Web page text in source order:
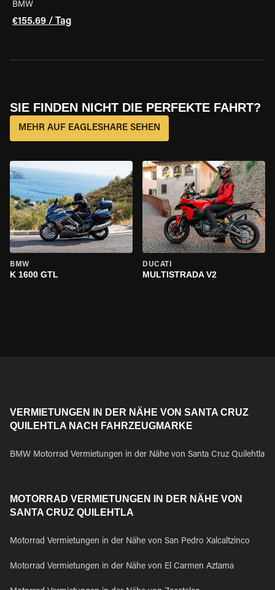
BMW
€155.69 / Tag
SIE FINDEN NICHT DIE PERFEKTE FAHRT?
MEHR AUF EAGLESHARE SEHEN
BMW
K 1600 GTL
DUCATI
MULTISTRADA V2
VERMIETUNGEN IN DER NÄHE VON SANTA CRUZ
QUILEHTLA NACH FAHRZEUGMARKE
BMW Motorrad Vermietungen in der Nähe von Santa Cruz Quilehtla
MOTORRAD VERMIETUNGEN IN DER NÄHE VON
SANTA CRUZ QUILEHTLA
Motorrad Vermietungen in der Nähe von San Pedro Xalcaltzinco
Motorrad Vermietungen in der Nähe von El Carmen Aztama